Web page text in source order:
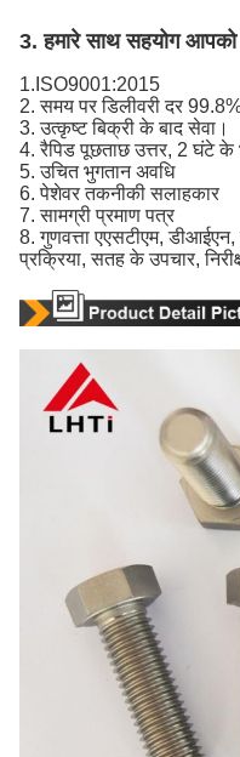
3. हमारे साथ सहयोग आपको
1.ISO9001:2015
2. समय पर डिलीवरी दर
3. उत्कृष्ट बिक्री के बाद सेवा।
4. रैपिड पूछताछ उत्तर, 2 घंटे के
5. उचित भुगतान अवधि
6. पेशेवर तकनीकी सलाहकार
7. सामग्री प्रमाण पत्र
8. गुणवत्ता एएसटीएम, डीआईएन,
प्रक्रिया, सतह के उपचार,